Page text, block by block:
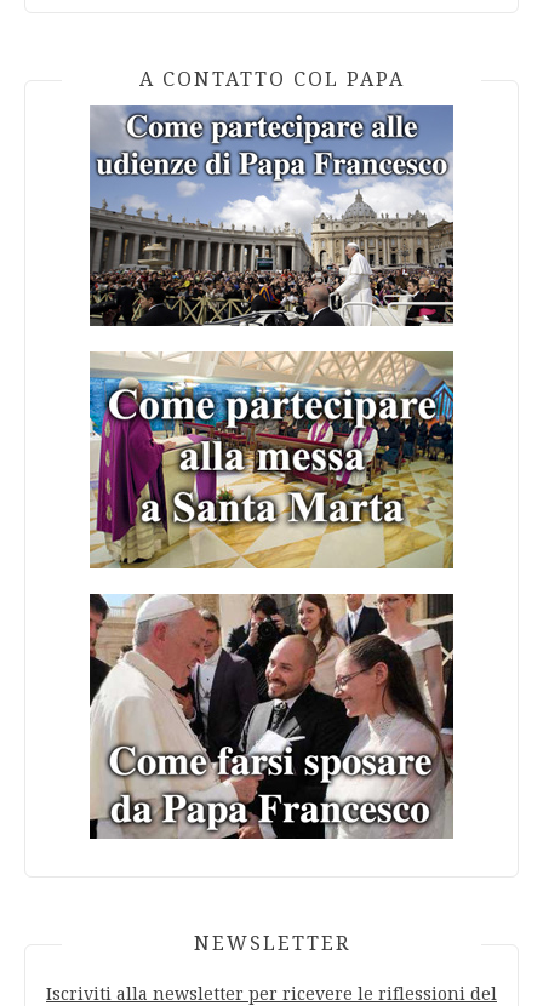
A CONTATTO COL PAPA
NEWSLETTER
Iscriviti alla newsletter per ricevere le riflessioni del